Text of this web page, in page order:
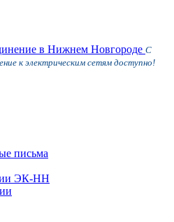
С
к электрическим сетям доступно!
письма
ЭК-НН